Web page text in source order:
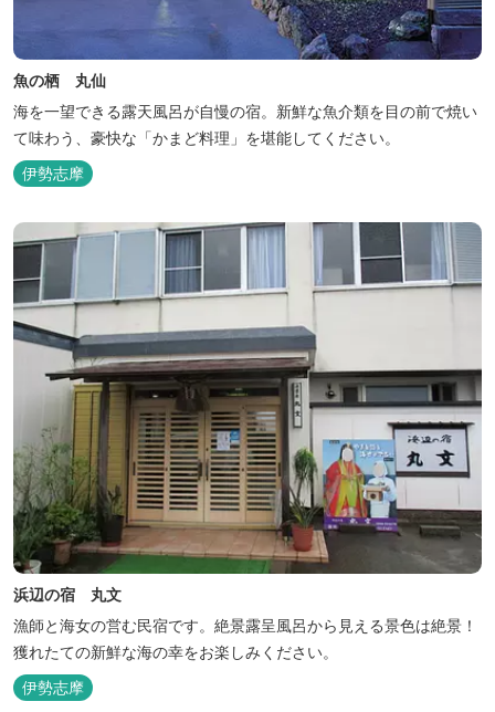
魚の栖 丸仙
海を一望できる露天風呂が自慢の宿。新鮮な魚介類を目の前で焼い
て味わう、豪快な「かまど料理」を堪能してください。
伊勢志摩
浜辺の宿 丸文
漁師と海女の営む民宿です。絶景露呈風呂から見える景色は絶景！
獲れたての新鮮な海の幸をお楽しみください。
伊勢志摩